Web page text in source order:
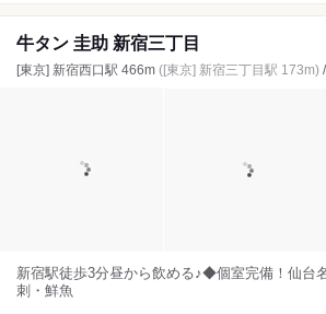
牛タン 圭助 新宿三丁目
[東京] 新宿西口駅 466m ([東京] 新宿三丁目駅 173m)
新宿駅徒歩3分昼から飲める♪◆個室完備！仙台
刺・鮮魚